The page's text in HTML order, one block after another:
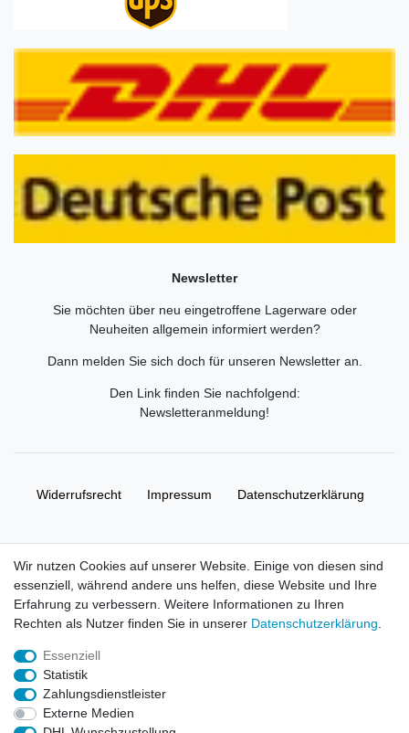
Newsletter
Sie möchten über neu eingetroffene Lagerware oder
Neuheiten allgemein informiert werden?
Dann melden Sie sich doch für unseren Newsletter an.
Den Link finden Sie nachfolgend:
Newsletteranmeldung!
Widerrufs­recht Impressum Daten­schutz­erklärung
© Copyright 2026 | Alle Rechte vorbehalten. HL-
Handelsgesellschaft mbH.
Alle Markennamen, Warenzeichen sowie sämtliche Produktbilder
und Beschreibungen sind Eigentum Ihrer rechtmäßigen
Eigentümer und dienen hier nur der Beschreibung.
Wir nutzen Cookies auf unserer Website. Einige von diesen sind
essenziell, während andere uns helfen, diese Website und Ihre
Erfahrung zu verbessern. Weitere Informationen zu Ihren
Rechten als Nutzer finden Sie in unserer Daten­schutz­erklärung
Essenziell
Statistik
Zahlungsdienstleister
Externe Medien